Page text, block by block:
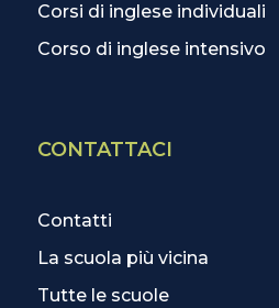
Corsi di inglese individuali
Corso di inglese intensivo
CONTATTACI
Contatti
La scuola più vicina
Tutte le scuole